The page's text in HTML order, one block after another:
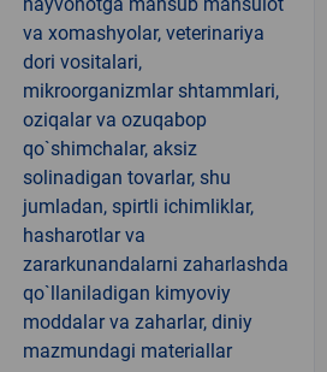
va xomashyolar, veterinariya
dori vositalari,
mikroorganizmlar shtammlari,
oziqalar va ozuqabop
qo`shimchalar, aksiz
solinadigan tovarlar, shu
jumladan, spirtli ichimliklar,
hasharotlar va
zararkunandalarni zaharlashda
qo`llaniladigan kimyoviy
moddalar va zaharlar, diniy
mazmundagi materiallar